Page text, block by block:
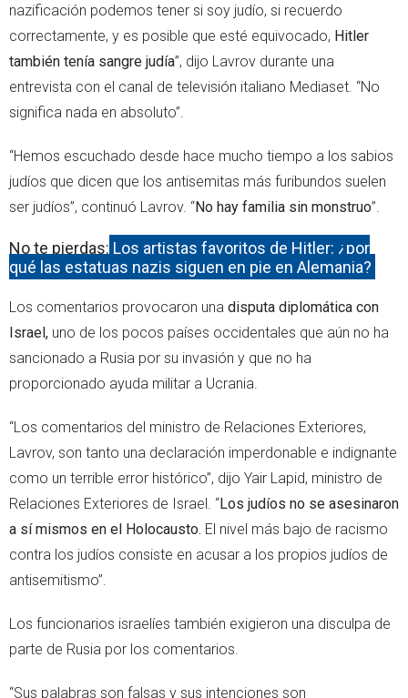
nazificación podemos tener si soy judío, si recuerdo
correctamente, y es posible que esté equivocado, Hitler
también tenía sangre judía”, dijo Lavrov durante una
entrevista con el canal de televisión italiano Mediaset. “No
significa nada en absoluto”.
“Hemos escuchado desde hace mucho tiempo a los sabios
judíos que dicen que los antisemitas más furibundos suelen
ser judíos”, continuó Lavrov. “No hay familia sin monstruo”.
No te pierdas: Los artistas favoritos de Hitler: ¿por
qué las estatuas nazis siguen en pie en Alemania?
Los comentarios provocaron una disputa diplomática con
Israel, uno de los pocos países occidentales que aún no ha
sancionado a Rusia por su invasión y que no ha
proporcionado ayuda militar a Ucrania.
“Los comentarios del ministro de Relaciones Exteriores,
Lavrov, son tanto una declaración imperdonable e indignante
como un terrible error histórico”, dijo Yair Lapid, ministro de
Relaciones Exteriores de Israel. “Los judíos no se asesinaron
a sí mismos en el Holocausto. El nivel más bajo de racismo
contra los judíos consiste en acusar a los propios judíos de
antisemitismo”.
Los funcionarios israelíes también exigieron una disculpa de
parte de Rusia por los comentarios.
“Sus palabras son falsas y sus intenciones son